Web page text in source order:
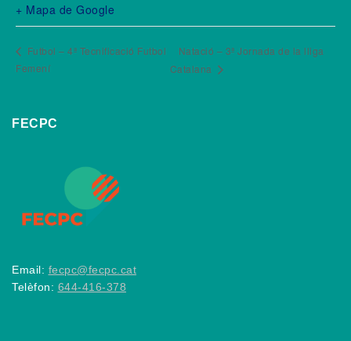
+ Mapa de Google
Futbol – 4ª Tecnificació Futbol
Femení
Natació – 3ª Jornada de la lliga
Catalana
FECPC
Email: fecpc@fecpc.cat
Telèfon: 644-416-378